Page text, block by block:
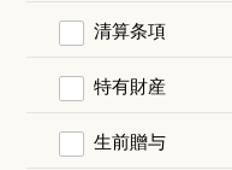
清算条項
特有財産
生前贈与